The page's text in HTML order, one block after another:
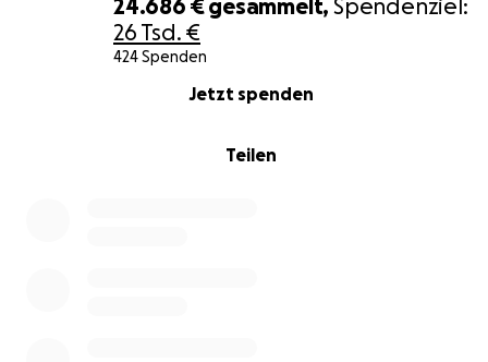
24.686 € gesammelt, Spendenziel:
26 Tsd. €
424 Spenden
Teilen
Jetzt spenden